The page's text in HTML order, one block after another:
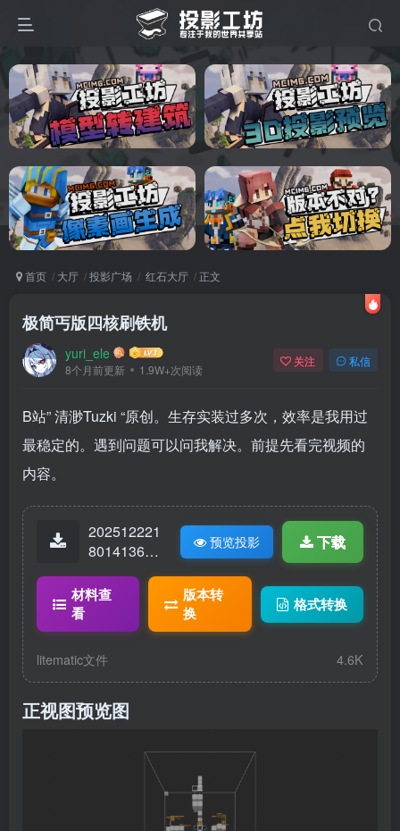
首页 大厅 投影广场 红石大厅 正文
极简丐版四核刷铁机
yuri_ele
8个月前更新 1.9W+次阅读
关注 私信
B站”清渺Tuzki “原创。生存实装过多次，效率是我用过
最稳定的。遇到问题可以问我解决。前提先看完视频的
内容。
202512221
80141360-
机.litematic
预览投影 下载
材料查
看
版本转
换
格式转换
litematic文件 4.6K
正视图预览图